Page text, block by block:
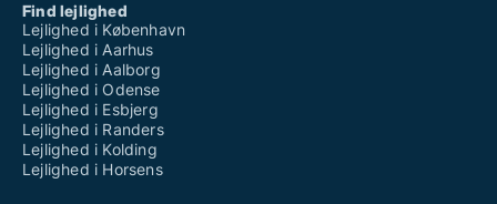
Find lejlighed
Lejlighed i København
Lejlighed i Aarhus
Lejlighed i Aalborg
Lejlighed i Odense
Lejlighed i Esbjerg
Lejlighed i Randers
Lejlighed i Kolding
Lejlighed i Horsens